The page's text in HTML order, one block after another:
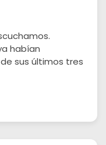
habían
sus últimos tres